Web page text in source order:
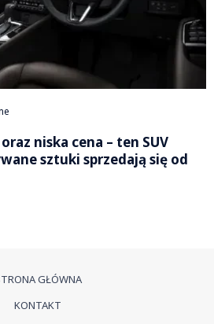
niska cena – ten SUV
sztuki sprzedają się od
GŁÓWNA
KONTAKT